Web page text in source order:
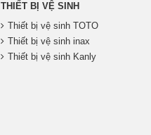
THIẾT BỊ VỆ SINH
Thiết bị vệ sinh TOTO
Thiết bị vệ sinh inax
Thiết bị vệ sinh Kanly